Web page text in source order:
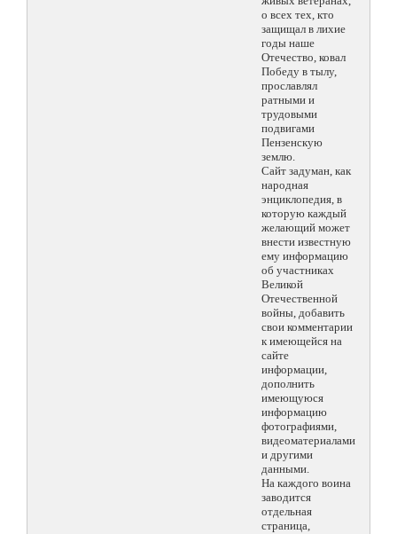
о всех тех, кто
защищал в лихие
годы наше
Отечество, ковал
Победу в тылу,
прославлял
ратными и
трудовыми
подвигами
Пензенскую
землю.
Сайт задуман, как
народная
энциклопедия, в
которую каждый
желающий может
внести известную
ему информацию
об участниках
Великой
Отечественной
войны, добавить
свои комментарии
к имеющейся на
сайте
информации,
дополнить
имеющуюся
информацию
фотографиями,
видеоматериалами
и другими
данными.
На каждого воина
заводится
отдельная
страница,